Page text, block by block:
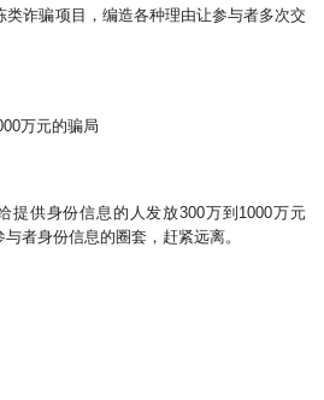
诈骗项目，编造各种理由让参与者多次交
万元的骗局
提供身份信息的人发放300万到1000万元
者身份信息的圈套，赶紧远离。